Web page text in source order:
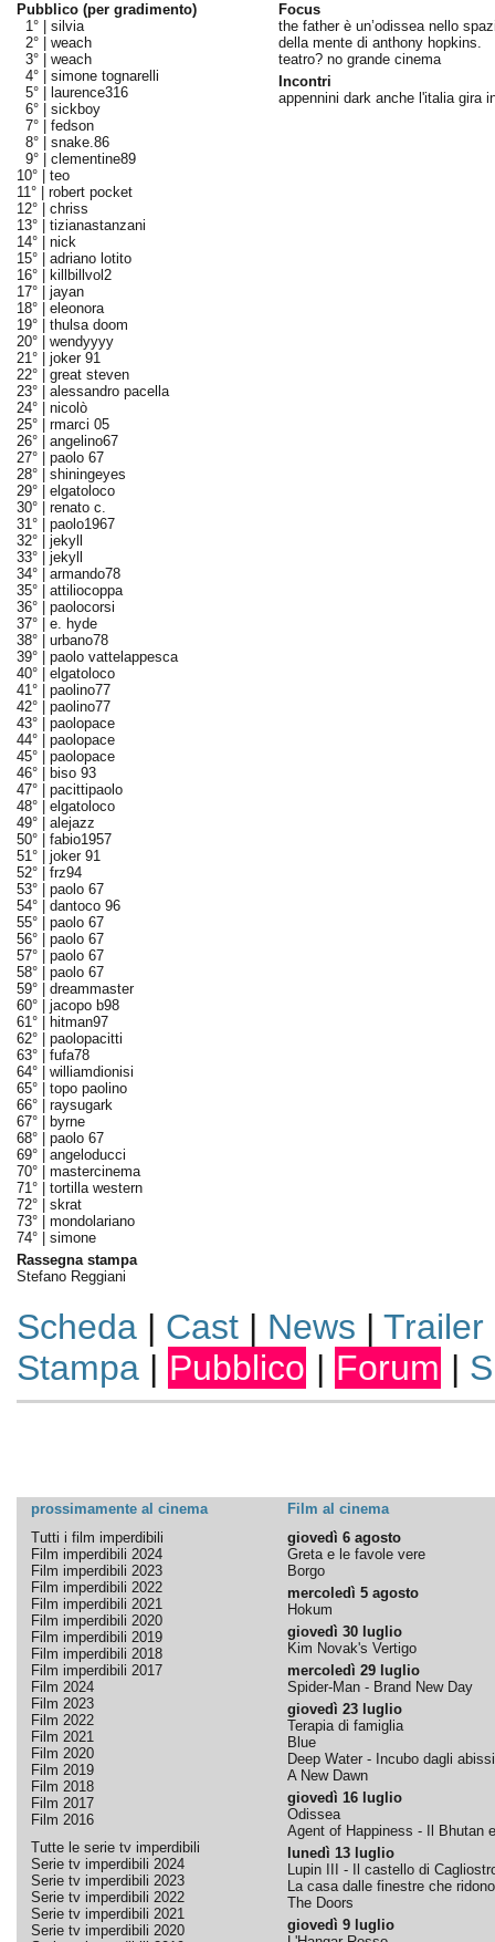
Pubblico (per gradimento)
1° | silvia
2° | weach
3° | weach
4° | simone tognarelli
5° |
laurence316
6° | sickboy
7° | fedson
8° | snake.86
9° | clementine89
10° | teo
11° | robert pocket
12° | chriss
13° | tizianastanzani
14° | nick
15° | adriano lotito
16° |
killbillvol2
17° | jayan
18° | eleonora
19° | thulsa doom
20° | wendyyyy
21° | joker 91
22° | great steven
23° | alessandro pacella
24° | nicolò
25° | rmarci 05
26° | angelino67
27° | paolo 67
28° | shiningeyes
29° | elgatoloco
30° | renato c.
31° | paolo1967
32° | jekyll
33° | jekyll
34° | armando78
35° | attiliocoppa
36° | paolocorsi
37° | e. hyde
38° | urbano78
39° | paolo vattelappesca
40° | elgatoloco
41° | paolino77
42° | paolino77
43° | paolopace
44° | paolopace
45° | paolopace
46° |
biso 93
47° | pacittipaolo
48° | elgatoloco
49° | alejazz
50° | fabio1957
51° | joker 91
52° | frz94
53° | paolo 67
54° | dantoco 96
55° | paolo 67
56° | paolo 67
57° | paolo 67
58° | paolo 67
59° | dreammaster
60° | jacopo b98
61° |
hitman97
62° | paolopacitti
63° | fufa78
64° | williamdionisi
65° | topo paolino
66° | raysugark
67° |
byrne
68° | paolo 67
69° | angeloducci
70° | mastercinema
71° | tortilla western
72° | skrat
73° | mondolariano
74° | simone
Rassegna stampa
Stefano Reggiani
Focus
the father è un’odissea nello
della mente di anthony hopkins.
teatro? no grande cinema
Incontri
appennini dark anche l'italia gira
Scheda| Cast| News | Trailer
Stampa| Pubblico | Forum |
prossimamente al cinema
Film al cinema
Tutti i film imperdibili
Film imperdibili 2024
Film imperdibili 2023
Film imperdibili 2022
Film imperdibili 2021
Film imperdibili 2020
Film imperdibili 2019
Film imperdibili 2018
Film imperdibili 2017
Film 2024
Film 2023
Film 2022
Film 2021
Film 2020
Film 2019
Film 2018
Film 2017
Film 2016
Tutte le serie tv imperdibili
Serie tv imperdibili 2024
Serie tv imperdibili 2023
Serie tv imperdibili 2022
Serie tv imperdibili 2021
Serie tv imperdibili 2020
giovedì 6 agosto
Greta e le favole vere
Borgo
mercoledì 5 agosto
Hokum
giovedì 30 luglio
Kim Novak's Vertigo
mercoledì 29 luglio
Spider-Man - Brand New Day
giovedì 23 luglio
Terapia di famiglia
Blue
Deep Water - Incubo dagli abissi
A New Dawn
giovedì 16 luglio
Odissea
Agent of Happiness - Il Bhutan
lunedì 13 luglio
Lupin III - Il castello di
La casa dalle finestre che ridono
The Doors
giovedì 9 luglio